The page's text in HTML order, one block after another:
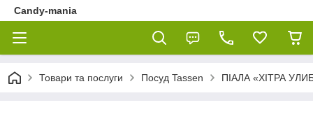
Candy-mania
Товари та послуги Посуд Tassen ПІАЛА «ХІТРА